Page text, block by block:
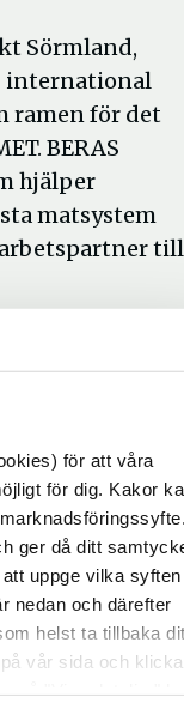
för att våra
för dig. Kakor
ger då ditt
uppge vilka syften
nedan och därefter
helst ta tillbaka
vår sida och
Sörmland,
international
ramen för det
BERAS
hjälper
matsystem
till
mat
förtjänar
för
global rörelse
och